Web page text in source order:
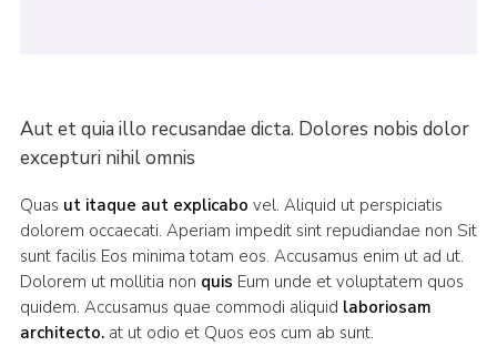
Aut et quia illo recusandae dicta. Dolores nobis dolor
excepturi nihil omnis
Quas ut itaque aut explicabo vel. Aliquid ut perspiciatis
dolorem occaecati. Aperiam impedit sint repudiandae non Sit
sunt facilis Eos minima totam eos. Accusamus enim ut ad ut.
Dolorem ut mollitia non quis Eum unde et voluptatem quos
quidem. Accusamus quae commodi aliquid laboriosam
architecto.at ut odio et Quos eos cum ab sunt.